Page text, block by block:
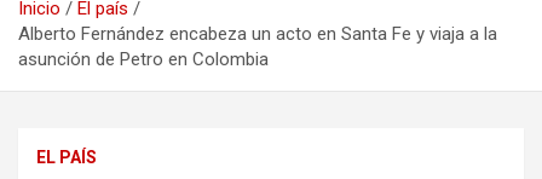
Inicio
El país
Alberto Fernández encabeza un acto en Santa Fe y viaja a la
asunción de Petro en Colombia
EL PAÍS